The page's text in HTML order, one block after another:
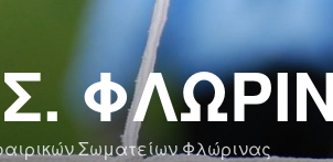
Σωματείων Φλώρινας